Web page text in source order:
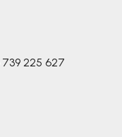
739 225 627